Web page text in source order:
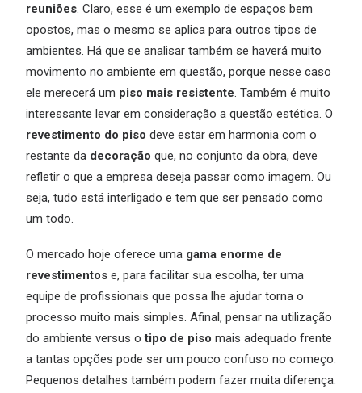
reuniões. Claro, esse é um exemplo de espaços bem
opostos, mas o mesmo se aplica para outros tipos de
ambientes. Há que se analisar também se haverá muito
movimento no ambiente em questão, porque nesse caso
ele merecerá um piso mais resistente. Também é muito
interessante levar em consideração a questão estética. O
revestimento do piso deve estar em harmonia com o
restante da decoração que, no conjunto da obra, deve
refletir o que a empresa deseja passar como imagem. Ou
seja, tudo está interligado e tem que ser pensado como
um todo.
O mercado hoje oferece uma gama enorme de
revestimentos e, para facilitar sua escolha, ter uma
equipe de profissionais que possa lhe ajudar torna o
processo muito mais simples. Afinal, pensar na utilização
do ambiente versus otipo de piso mais adequado frente
a tantas opções pode ser um pouco confuso no começo.
Pequenos detalhes também podem fazer muita diferença: